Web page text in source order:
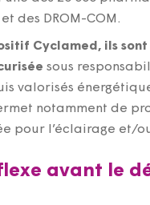
des DROM-COM.
Cyclamed, ils sont
sous
valorisés
notamment de
pour l’éclairage et/
avant le